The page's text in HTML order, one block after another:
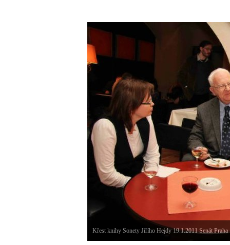
Křest knihy Sonety Jiřího Hejdy 19.1.2011 Senát Praha